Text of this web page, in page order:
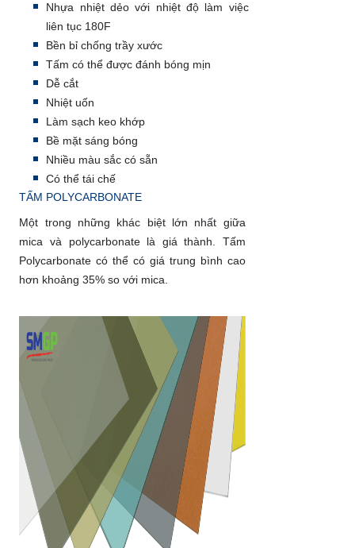
Nhựa nhiệt dẻo với nhiệt độ làm việc
liên tục 180F
Bền bỉ chống trầy xước
Tấm có thể được đánh bóng mịn
Dễ cắt
Nhiệt uốn
Làm sạch keo khớp
Bề mặt sáng bóng
Nhiều màu sắc có sẵn
Có thể tái chế
TẤM POLYCARBONATE
Một trong những khác biệt lớn nhất giữa
mica và polycarbonate là giá thành. Tấm
Polycarbonate có thể có giá trung bình cao
hơn khoảng 35% so với mica.